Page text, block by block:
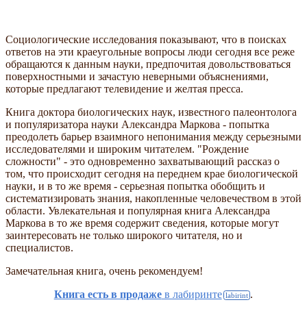
Социологические исследования показывают, что в поисках
ответов на эти краеугольные вопросы люди сегодня все реже
обращаются к данным науки, предпочитая довольствоваться
поверхностными и зачастую неверными объяснениями,
которые предлагают телевидение и желтая пресса.
Книга доктора биологических наук, известного палеонтолога
и популяризатора науки Александра Маркова - попытка
преодолеть барьер взаимного непонимания между серьезными
исследователями и широким читателем. "Рождение
сложности" - это одновременно захватывающий рассказ о
том, что происходит сегодня на переднем крае биологической
науки, и в то же время - серьезная попытка обобщить и
систематизировать знания, накопленные человечеством в этой
области. Увлекательная и популярная книга Александра
Маркова в то же время содержит сведения, которые могут
заинтересовать не только широкого читателя, но и
специалистов.
Замечательная книга, очень рекомендуем!
Книга есть в продажев лабиринте .